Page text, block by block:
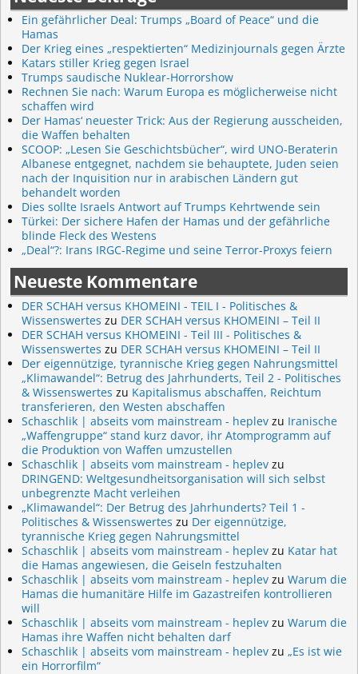
Ein gefährlicher Deal: Trumps „Board of Peace“ und die
Hamas
Der Krieg eines „respektierten“ Medizinjournals gegen Ärzte
Katars stiller Krieg gegen Israel
Trumps saudische Nuklear-Horrorshow
Rechnen Sie nach: Warum Europa es möglicherweise nicht
schaffen wird
Der Hamas‘ neuester Trick: Aus der Regierung ausscheiden,
die Waffen behalten
SCOOP: „Lesen Sie Geschichtsbücher“, wird UNO-Beraterin
Albanese entgegnet, nachdem sie behauptete, Juden seien
nach der Inquisition nur in arabischen Ländern gut
behandelt worden
Dies sollte Israels Antwort auf Trumps Kehrtwende sein
Türkei: Der sichere Hafen der Hamas und der gefährliche
blinde Fleck des Westens
„Deal“?: Irans IRGC-Regime und seine Terror-Proxys feiern
Neueste Kommentare
DER SCHAH versus KHOMEINI - TEIL I - Politisches &
Wissenswertes zu DER SCHAH versus KHOMEINI – Teil II
DER SCHAH versus KHOMEINI - Teil III - Politisches &
Wissenswertes zu DER SCHAH versus KHOMEINI – Teil II
Der eigennützige, tyrannische Krieg gegen Nahrungsmittel
„Klimawandel“: Betrug des Jahrhunderts, Teil 2 - Politisches
& Wissenswertes zu Kapitalismus abschaffen, Reichtum
transferieren, den Westen abschaffen
Schaschlik | abseits vom mainstream - heplev zu Iranische
„Waffengruppe“ stand kurz davor, ihr Atomprogramm auf
die Produktion von Waffen umzustellen
Schaschlik | abseits vom mainstream - heplev zu
DRINGEND: Weltgesundheitsorganisation will sich selbst
unbegrenzte Macht verleihen
„Klimawandel“: Der Betrug des Jahrhunderts? Teil 1 -
Politisches & Wissenswertes zu Der eigennützige,
tyrannische Krieg gegen Nahrungsmittel
Schaschlik | abseits vom mainstream - heplev zu Katar hat
die Hamas angewiesen, die Geiseln festzuhalten
Schaschlik | abseits vom mainstream - heplev zu Warum die
Hamas die humanitäre Hilfe im Gazastreifen kontrollieren
will
Schaschlik | abseits vom mainstream - heplev zu Warum die
Hamas ihre Waffen nicht behalten darf
Schaschlik | abseits vom mainstream - heplev zu „Es ist wie
ein Horrorfilm“